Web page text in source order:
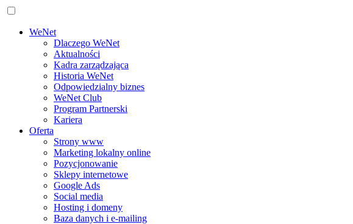
WeNet
Dlaczego WeNet
Aktualności
Kadra zarządzająca
Historia WeNet
Odpowiedzialny biznes
WeNet Club
Program Partnerski
Kariera
Oferta
Strony www
Marketing lokalny online
Pozycjonowanie
Sklepy internetowe
Google Ads
Social media
Hosting i domeny
Baza danych i e‑mailing